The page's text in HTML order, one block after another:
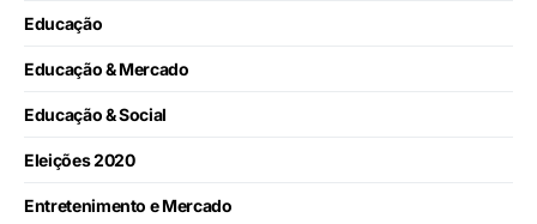
Educação
Educação & Mercado
Educação & Social
Eleições 2020
Entretenimento e Mercado